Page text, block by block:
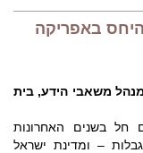
באפריקה
משאבי הידע, בית
חל בשנים האחרונות
– ומדינת ישראל